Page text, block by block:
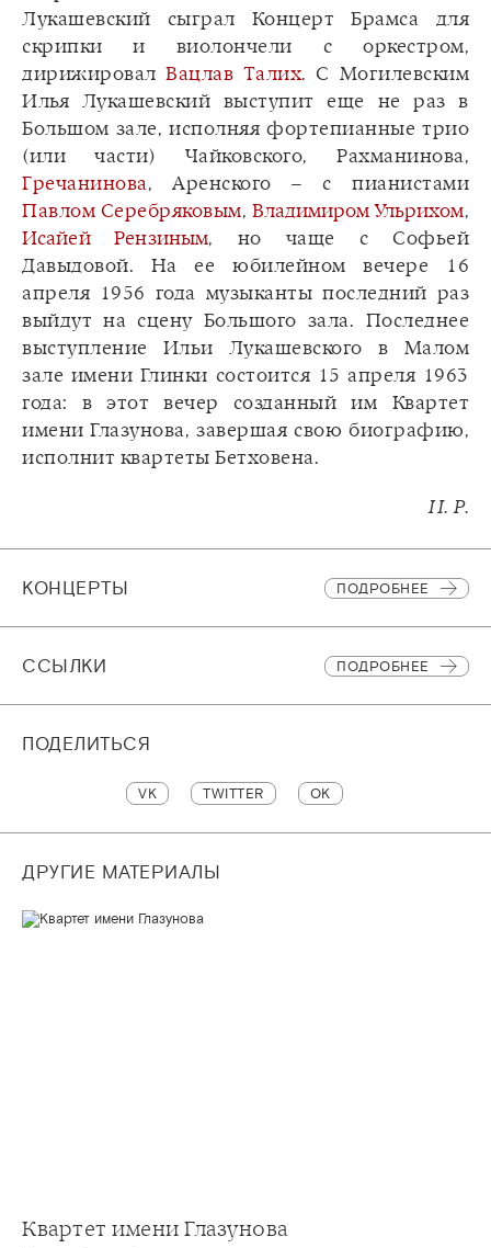
Лукашевский сыграл Концерт Брамса для
скрипки и виолончели с оркестром,
дирижировалВацлав Талих. С Могилевским
Илья Лукашевский выступит еще не раз в
Большом зале, исполняя фортепианные трио
(или части) Чайковского, Рахманинова,
Гречанинова, Аренского – с пианистами
Павлом Серебряковым, Владимиром Ульрихом,
Исайей Рензиным, но чаще с Софьей
Давыдовой. На ее юбилейном вечере 16
апреля 1956 года музыканты последний раз
выйдут на сцену Большого зала. Последнее
выступление Ильи Лукашевского в Малом
зале имени Глинки состоится 15 апреля 1963
года: в этот вечер созданный им Квартет
имени Глазунова, завершая свою биографию,
исполнит квартеты Бетховена.
И. Р.
КОНЦЕРТЫ ПОДРОБНЕЕ
CСЫЛКИ ПОДРОБНЕЕ
ПОДЕЛИТЬСЯ
VK TWITTER OK
ДРУГИЕ МАТЕРИАЛЫ
Квартет имени Глазунова